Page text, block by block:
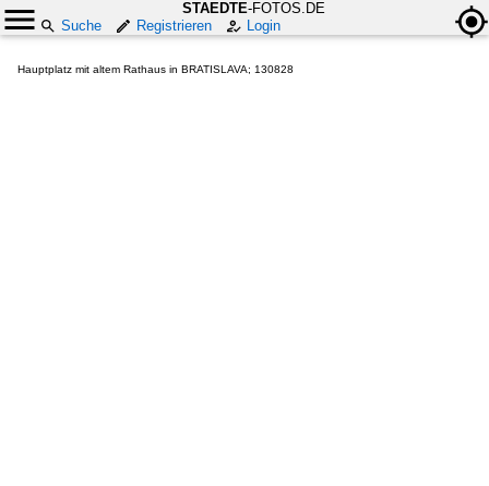
STAEDTE-FOTOS.DE
Suche
Registrieren Login
Hauptplatz mit altem Rathaus in BRATISLAVA; 130828